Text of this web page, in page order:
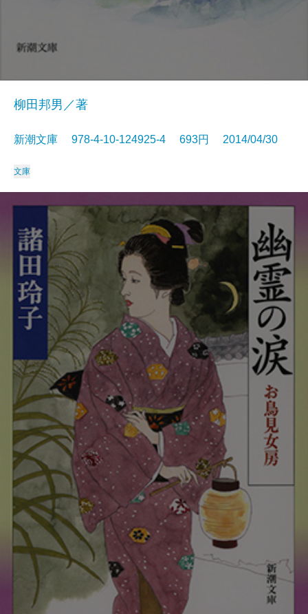
柳田邦男／著
新潮文庫 978-4-10-124925-4 693円 2014/04/30
文庫